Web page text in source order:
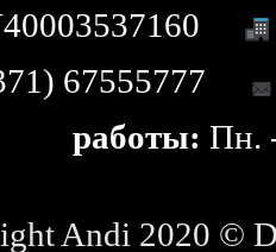
67555777
работы: Пн.
Andi 2020 ©